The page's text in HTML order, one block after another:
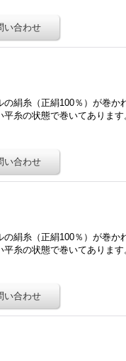
の絹糸（正絹100％）が巻か
平糸の状態で巻いてありま
の絹糸（正絹100％）が巻か
平糸の状態で巻いてありま